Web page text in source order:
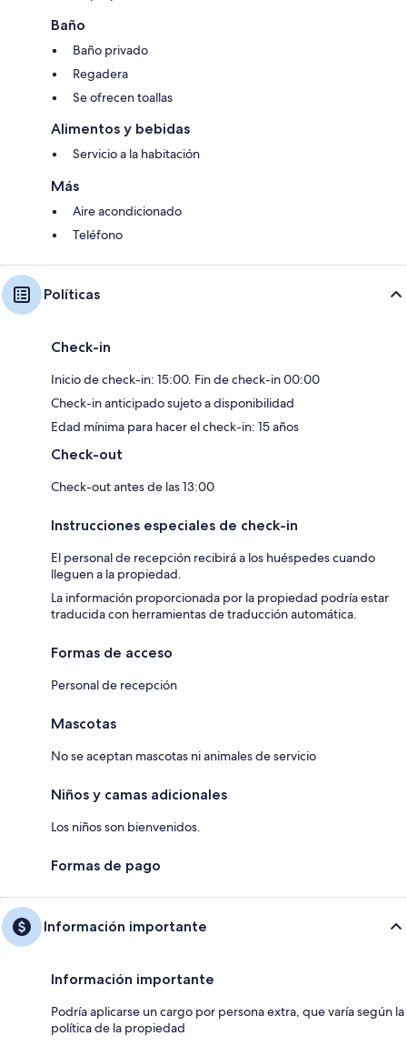
Baño
Baño privado
Regadera
Se ofrecen toallas
Alimentos y bebidas
Servicio a la habitación
Más
Aire acondicionado
Teléfono
Políticas
Check-in
Inicio de check-in: 15:00. Fin de check-in 00:00
Check-in anticipado sujeto a disponibilidad
Edad mínima para hacer el check-in: 15 años
Check-out
Check-out antes de las 13:00
Instrucciones especiales de check-in
El personal de recepción recibirá a los huéspedes cuando
lleguen a la propiedad.
La información proporcionada por la propiedad podría estar
traducida con herramientas de traducción automática.
Formas de acceso
Personal de recepción
Mascotas
No se aceptan mascotas ni animales de servicio
Niños y camas adicionales
Los niños son bienvenidos.
Formas de pago
Información importante
Información importante
Podría aplicarse un cargo por persona extra, que varía según la
política de la propiedad